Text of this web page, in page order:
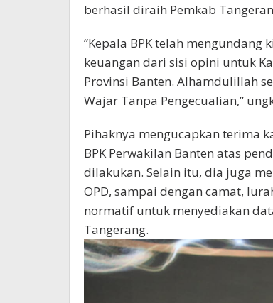
berhasil diraih Pemkab
“Kepala BPK telah
keuangan dari sisi opini untuk
Provinsi Banten. Alhamdulillah
Wajar Tanpa Pengecualian,”
Pihaknya mengucapkan terima
BPK Perwakilan Banten atas
dilakukan. Selain itu, dia juga
OPD, sampai dengan camat,
normatif untuk menyediakan
Tangerang.